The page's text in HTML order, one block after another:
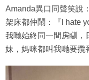
Amanda異口同聲笑說
架床都仲鬧：『I hate
我哋始終同一間房瞓，
妹，媽咪都叫我哋要攬